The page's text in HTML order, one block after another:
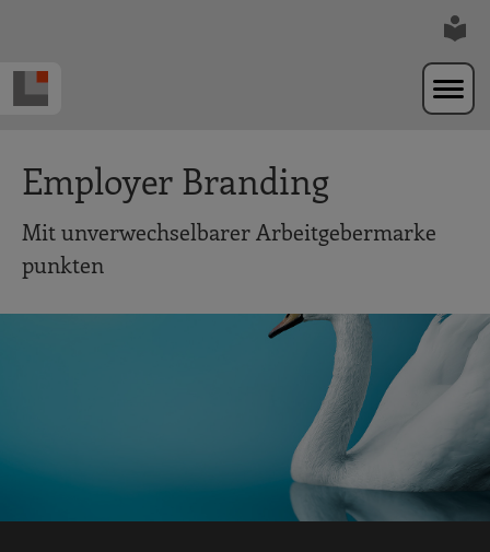
Employer Branding
Mit unverwechselbarer Arbeitgebermarke
punkten